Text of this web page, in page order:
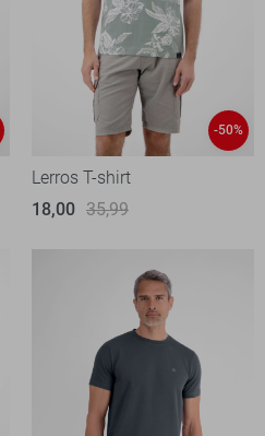
-50%
Lerros T-shirt
18,00 35,99